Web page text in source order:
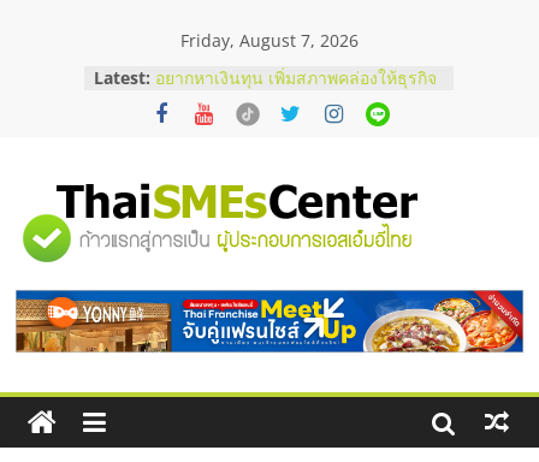
Friday, August 7, 2026
Latest: อยากหาเงินทุน เพิ่มสภาพคล่องให้ธุรกิจ
เริ่มยังไงให้ผ่านฉลุย
สัมมนาออนไลน์ โอกาสบริหารสถานี
ThaiFranchise Meet Up จับคู่แฟรน
ไชส์ ครั้งที่ 8
ร้านเครื่องเสียงคุณภาพสูง พร้อม
บริษัท Cybersecurity ในไทยที่ไหนดี?
วิธีเลือกผู้ให้บริการให้คุ้มค่าและตอบ
โจทย์ธุรกิจ
"ศูนย์
รวม
ข้อมูล
ธุรกิจ